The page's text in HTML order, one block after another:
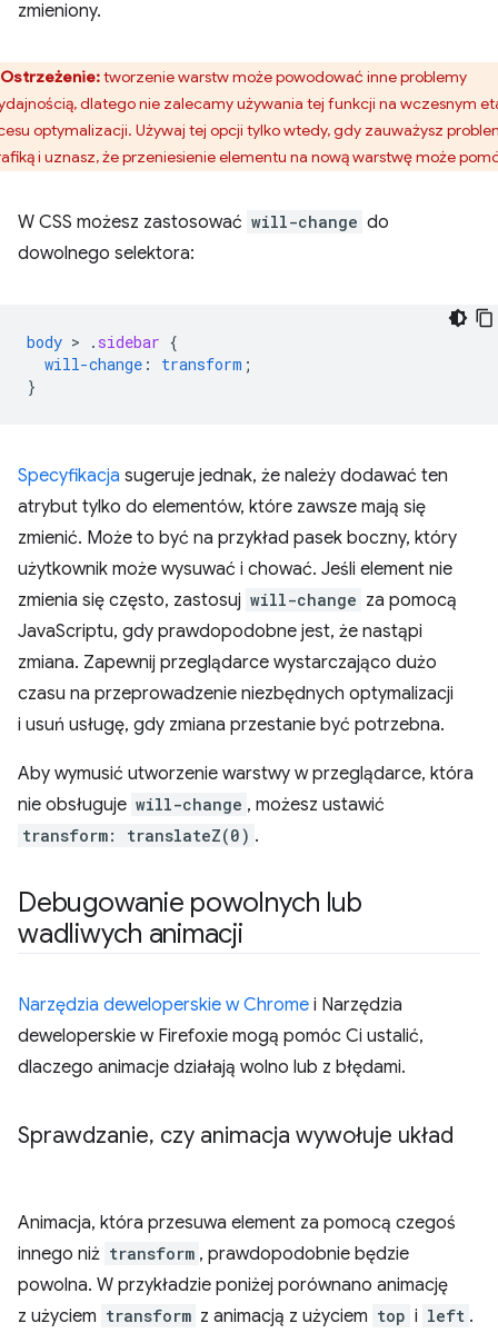
zmieniony.
Ostrzeżenie:tworzenie warstw może powodować inne problemy
dlatego nie zalecamy używania tej funkcji na wczesnym
optymalizacji. Używaj tej opcji tylko wtedy, gdy zauważysz
i uznasz, że przeniesienie elementu na nową warstwę może
W CSS możesz zastosować will-change do
dowolnego selektora:
body > . sidebar {
will-change : transform ;
}
Specyfikacja sugeruje jednak, że należy dodawać ten
atrybut tylko do elementów, które zawsze mają się
zmienić. Może to być na przykład pasek boczny, który
użytkownik może wysuwać i chować. Jeśli element nie
zmienia się często, zastosuj will-change za pomocą
JavaScriptu, gdy prawdopodobne jest, że nastąpi
zmiana. Zapewnij przeglądarce wystarczająco dużo
czasu na przeprowadzenie niezbędnych optymalizacji
i usuń usługę, gdy zmiana przestanie być potrzebna.
Aby wymusić utworzenie warstwy w przeglądarce, która
nie obsługuje will-change , możesz ustawić
transform: translateZ(0) .
Debugowanie powolnych lub
wadliwych animacji
Narzędzia deweloperskie w Chrome i Narzędzia
deweloperskie w Firefoxie mogą pomóc Ci ustalić,
dlaczego animacje działają wolno lub z błędami.
Sprawdzanie, czy animacja wywołuje układ
Animacja, która przesuwa element za pomocą czegoś
innego niż transform , prawdopodobnie będzie
powolna. W przykładzie poniżej porównano animację
z użyciem transform z animacją z użyciem top i left .